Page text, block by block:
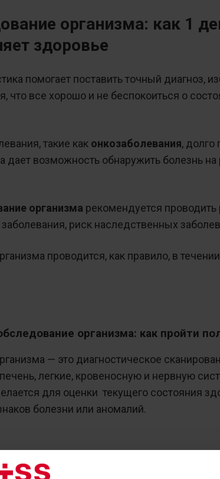
организма: как 1
здоровье
помогает поставить точный диагноз,
что все хорошо и не беспокоиться о
такие как онкозаболевания, долго
дает возможность обнаружить болезнь на
организма рекомендуется проводить
риск наследственных
проводится, как правило, в
организма: как пройти
— это диагностическое
легкие, кровеносную и нервную
для оценки текущего состояния
болезни или аномалий.
входит: